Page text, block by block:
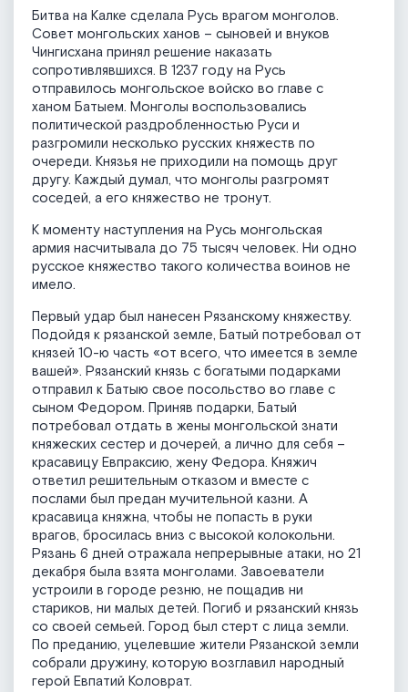
Битва на Калке сделала Русь врагом монголов.
Совет монгольских ханов – сыновей и внуков
Чингисхана принял решение наказать
сопротивлявшихся. В 1237 году на Русь
отправилось монгольское войско во главе с
ханом Батыем. Монголы воспользовались
политической раздробленностью Руси и
разгромили несколько русских княжеств по
очереди. Князья не приходили на помощь друг
другу. Каждый думал, что монголы разгромят
соседей, а его княжество не тронут.
К моменту наступления на Русь монгольская
армия насчитывала до 75 тысяч человек. Ни одно
русское княжество такого количества воинов не
имело.
Первый удар был нанесен Рязанскому княжеству.
Подойдя к рязанской земле, Батый потребовал от
князей 10-ю часть «от всего, что имеется в земле
вашей». Рязанский князь с богатыми подарками
отправил к Батыю свое посольство во главе с
сыном Федором. Приняв подарки, Батый
потребовал отдать в жены монгольской знати
княжеских сестер и дочерей, а лично для себя –
красавицу Евпраксию, жену Федора. Княжич
ответил решительным отказом и вместе с
послами был предан мучительной казни. А
красавица княжна, чтобы не попасть в руки
врагов, бросилась вниз с высокой колокольни.
Рязань 6 дней отражала непрерывные атаки, но 21
декабря была взята монголами. Завоеватели
устроили в городе резню, не пощадив ни
стариков, ни малых детей. Погиб и рязанский князь
со своей семьей. Город был стерт с лица земли.
По преданию, уцелевшие жители Рязанской земли
собрали дружину, которую возглавил народный
герой Евпатий Коловрат.